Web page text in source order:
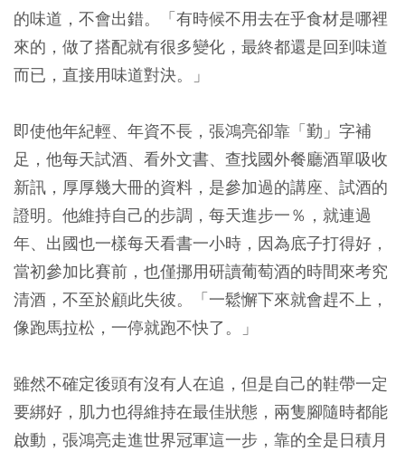
的味道，不會出錯。「有時候不用去在乎食材是哪裡
來的，做了搭配就有很多變化，最終都還是回到味道
而已，直接用味道對決。」
即使他年紀輕、年資不長，張鴻亮卻靠「勤」字補
足，他每天試酒、看外文書、查找國外餐廳酒單吸收
新訊，厚厚幾大冊的資料，是參加過的講座、試酒的
證明。他維持自己的步調，每天進步一％，就連過
年、出國也一樣每天看書一小時，因為底子打得好，
當初參加比賽前，也僅挪用研讀葡萄酒的時間來考究
清酒，不至於顧此失彼。「一鬆懈下來就會趕不上，
像跑馬拉松，一停就跑不快了。」
雖然不確定後頭有沒有人在追，但是自己的鞋帶一定
要綁好，肌力也得維持在最佳狀態，兩隻腳隨時都能
啟動，張鴻亮走進世界冠軍這一步，靠的全是日積月